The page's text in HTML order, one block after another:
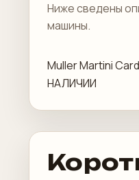
Ниже сведены
машины.
Muller Martini
НАЛИЧИИ